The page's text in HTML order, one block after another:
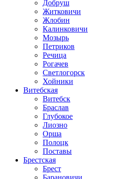
Добруш
Житковичи
Жлобин
Калинковичи
Мозырь
Петриков
Речица
Рогачев
Светлогорск
Хойники
Витебская
Витебск
Браслав
Глубокое
Лиозно
Орша
Полоцк
Поставы
Брестская
Брест
Барановичи